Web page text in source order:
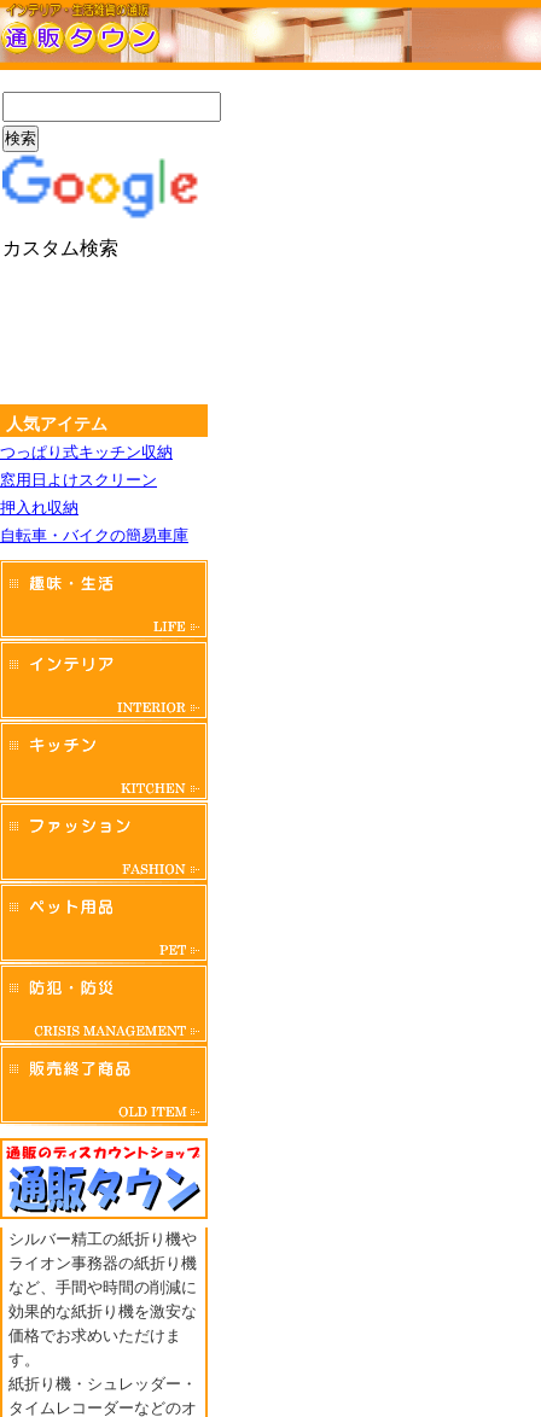
カスタム検索
人気アイテム
つっぱり式キッチン収納
窓用日よけスクリーン
押入れ収納
自転車・バイクの簡易車庫
シルバー精工の紙折り機や
ライオン事務器の紙折り機
など、手間や時間の削減に
効果的な紙折り機を激安な
価格でお求めいただけま
す。
紙折り機・シュレッダー・
タイムレコーダーなどのオ